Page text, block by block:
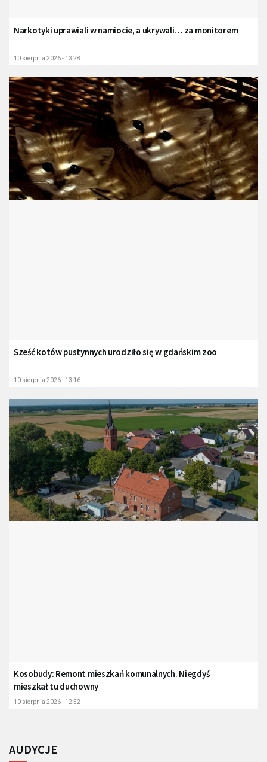
Narkotyki uprawiali w namiocie, a ukrywali… za monitorem
10 sierpnia 2026 - 13:28
Sześć kotów pustynnych urodziło się w gdańskim zoo
10 sierpnia 2026 - 13:16
Kosobudy: Remont mieszkań komunalnych. Niegdyś
mieszkał tu duchowny
10 sierpnia 2026 - 12:52
AUDYCJE